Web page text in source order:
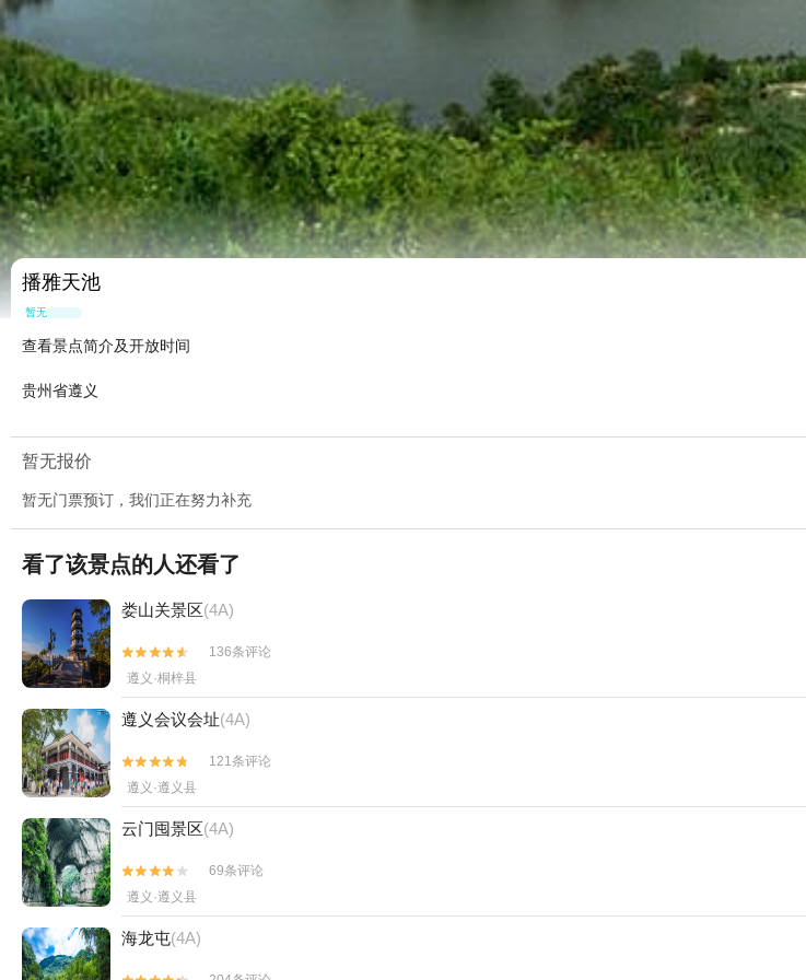
播雅天池
暂无点评
查看景点简介及开放时间
贵州省遵义
暂无报价
暂无门票预订，我们正在努力补充
看了该景点的人还看了
娄山关景区(4A)


136条评论
遵义·桐梓县
遵义会议会址(4A)


121条评论
遵义·遵义县
云门囤景区(4A)


69条评论
遵义·遵义县
海龙屯(4A)